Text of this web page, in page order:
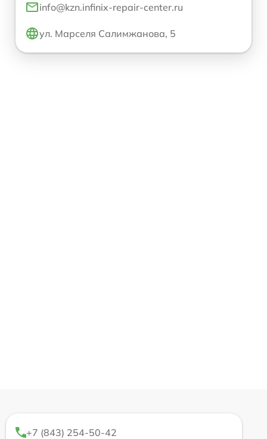
info@kzn.infinix-repair-center.ru
ул. Марселя Салимжанова, 5
+7 (843) 254-50-42